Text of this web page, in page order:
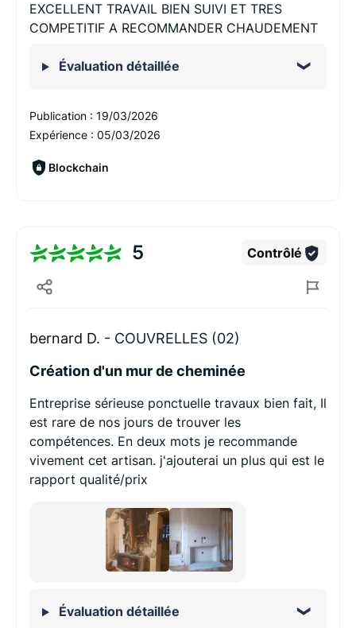
EXCELLENT TRAVAIL BIEN SUIVI ET TRES
COMPETITIF A RECOMMANDER CHAUDEMENT
Évaluation détaillée
Publication : 19/03/2026
Expérience : 05/03/2026
Blockchain
5 Contrôlé
bernard D. - COUVRELLES (02)
Création d'un mur de cheminée
Entreprise sérieuse ponctuelle travaux bien fait, Il
est rare de nos jours de trouver les
compétences. En deux mots je recommande
vivement cet artisan. j'ajouterai un plus qui est le
rapport qualité/prix
Évaluation détaillée